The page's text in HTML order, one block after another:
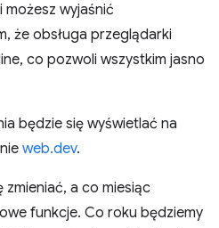
wyjaśnić
że obsługa przeglądarki
co pozwoli wszystkim jasno
będzie się wyświetlać na
web.dev.
a co miesiąc
funkcje. Co roku będziemy